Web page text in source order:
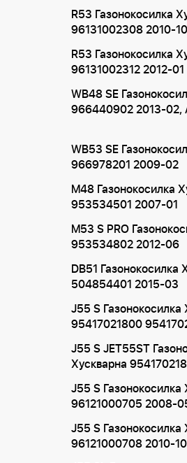
R53 Газонокосилка
96131002308 2010-10
R53 Газонокосилка
96131002312 2012-01
WB48 SE
966440902 2013-02,
WB53 SE
966978201 2009-02
M48 Газонокосилка
953534501 2007-01
M53 S PRO
953534802 2012-06
DB51 Газонокосилка
504854401 2015-03
J55 S Газонокосилка
95417021800
J55 S JET55ST
Хускварна
J55 S Газонокосилка
96121000705 2008-
J55 S Газонокосилка
96121000708 2010-10